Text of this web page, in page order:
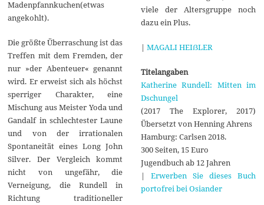
Madenpfannkuchen(etwas
angekohlt).
Die größte Überraschung ist das
Treffen mit dem Fremden, der
nur »der Abenteuer« genannt
wird. Er erweist sich als höchst
sperriger Charakter, eine
Mischung aus Meister Yoda und
Gandalf in schlechtester Laune
und von der irrationalen
Spontaneität eines Long John
Silver. Der Vergleich kommt
nicht von ungefähr, die
Verneigung, die Rundell in
Richtung traditioneller
viele der Altersgruppe noch
dazu ein Plus.
| MAGALI HEIẞLER
Titelangaben
Katherine Rundell: Mitten im
Dschungel
(2017 The Explorer, 2017)
Übersetzt von Henning Ahrens
Hamburg: Carlsen 2018.
300 Seiten, 15 Euro
Jugendbuch ab 12 Jahren
| Erwerben Sie dieses Buch
portofrei bei Osiander